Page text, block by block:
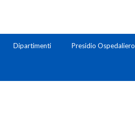
Dipartimenti Presidio Ospedaliero